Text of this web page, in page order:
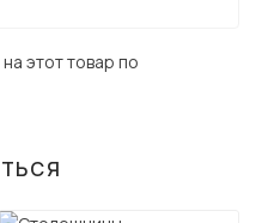
этот товар по